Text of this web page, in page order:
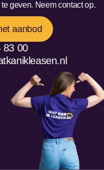
geven. Neem contact op.
aanbod
83 00